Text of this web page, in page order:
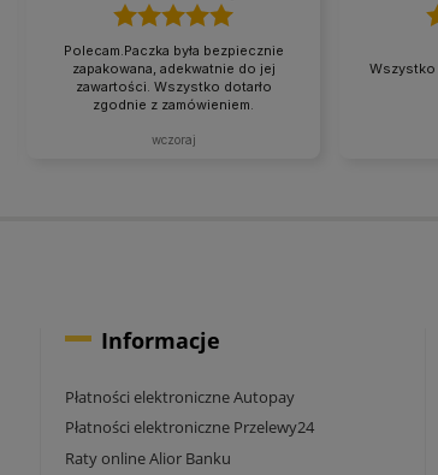
Polecam.Paczka była bezpiecznie
zapakowana, adekwatnie do jej
zawartości. Wszystko dotarło
zgodnie z zamówieniem.
wczoraj
Wszystko
Informacje
Płatności elektroniczne Autopay
Płatności elektroniczne Przelewy24
Raty online Alior Banku